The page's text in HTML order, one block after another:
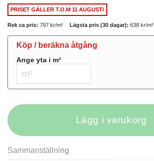
PRISET GÄLLERT.O.M 11 AUGUSTI
Rek ca pris: 797 kr/m² Lägsta pris (30 dagar): 638 kr/m²
Köp / beräkna åtgång
Ange yta i m²
Lägg i varukorg
Sammanställning